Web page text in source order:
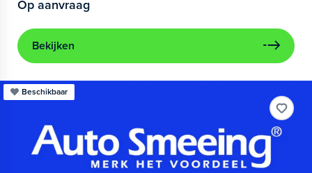
Op aanvraag
Bekijken
Beschikbaar